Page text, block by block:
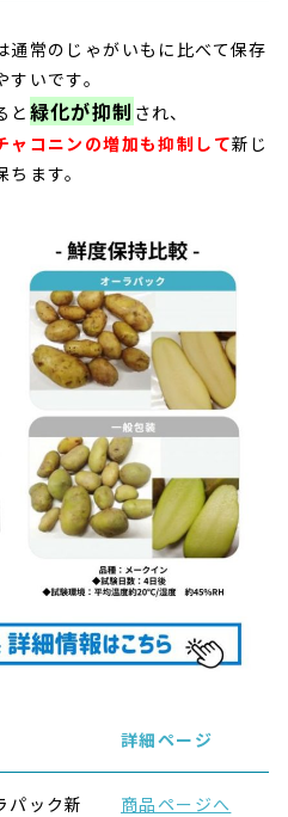
常のじゃがいもに比べて保存
いです。
と 緑化が抑制 され、
ャコニンの増加も抑制して新じ
ます。
詳細ページ
パック新
商品ページへ